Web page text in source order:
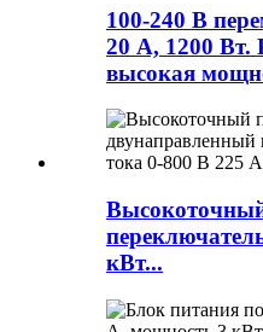
100-240 В
20 А, 1200 Вт.
высокая
кВт...